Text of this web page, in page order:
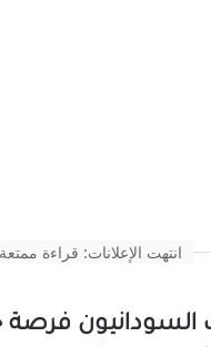
انتهت الإعلانات: قراءة ممتعة
السودانيون